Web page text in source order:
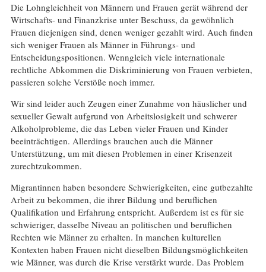
Die Lohngleichheit von Männern und Frauen gerät während der
Wirtschafts- und Finanzkrise unter Beschuss, da gewöhnlich
Frauen diejenigen sind, denen weniger gezahlt wird. Auch finden
sich weniger Frauen als Männer in Führungs- und
Entscheidungspositionen. Wenngleich viele internationale
rechtliche Abkommen die Diskriminierung von Frauen verbieten,
passieren solche Verstöße noch immer.
Wir sind leider auch Zeugen einer Zunahme von häuslicher und
sexueller Gewalt aufgrund von Arbeitslosigkeit und schwerer
Alkoholprobleme, die das Leben vieler Frauen und Kinder
beeinträchtigen. Allerdings brauchen auch die Männer
Unterstützung, um mit diesen Problemen in einer Krisenzeit
zurechtzukommen.
Migrantinnen haben besondere Schwierigkeiten, eine gutbezahlte
Arbeit zu bekommen, die ihrer Bildung und beruflichen
Qualifikation und Erfahrung entspricht. Außerdem ist es für sie
schwieriger, dasselbe Niveau an politischen und beruflichen
Rechten wie Männer zu erhalten. In manchen kulturellen
Kontexten haben Frauen nicht dieselben Bildungsmöglichkeiten
wie Männer, was durch die Krise verstärkt wurde. Das Problem